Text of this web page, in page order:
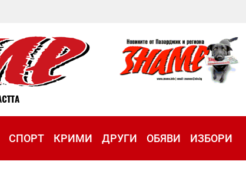
СПОРТ КРИМИ ДРУГИ ОБЯВИ ИЗБОРИ